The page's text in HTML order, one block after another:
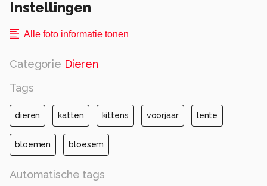
Instellingen
Alle foto informatie tonen
Categorie Dieren
Tags
dieren katten kittens voorjaar lente
bloemen bloesem
Automatische tags